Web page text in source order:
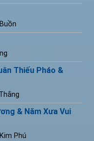
Thiếu Pháo &
& Năm Xưa Vui
Phú